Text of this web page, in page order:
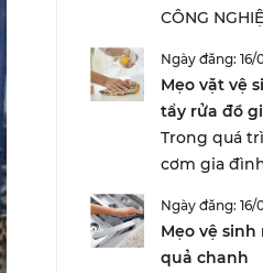
CÔNG
Ngày đăng: 16/
Mẹo vặt vệ
tẩy rửa đồ
Trong quá
cơm gia
Ngày đăng: 16/
Mẹo vệ
quả chanh